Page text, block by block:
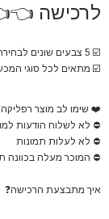
לרכישה
☑️
☑️ מתאים לכל סוגי
❤️ שימו לב מוצר רפליקה
⛔ לא לשלוח הודעות
⛔ לא לעלות תמונות
⛔ המוכר מעלה בכוונה
איך מתבצעת הרכישה❓